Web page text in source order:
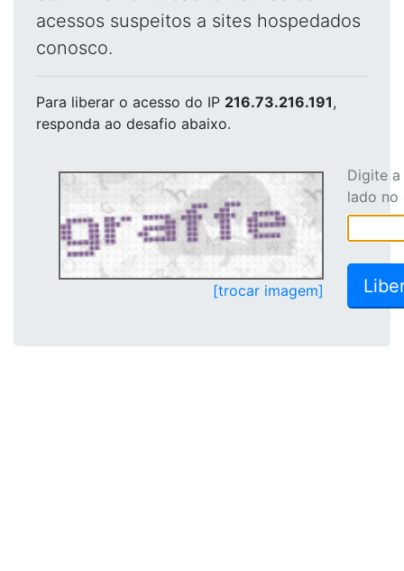
acessos suspeitos a sites hospedados
conosco.
Para liberar o acesso do IP 216.73.216.191,
responda ao desafio abaixo.
[trocar imagem]
Digite
lado no